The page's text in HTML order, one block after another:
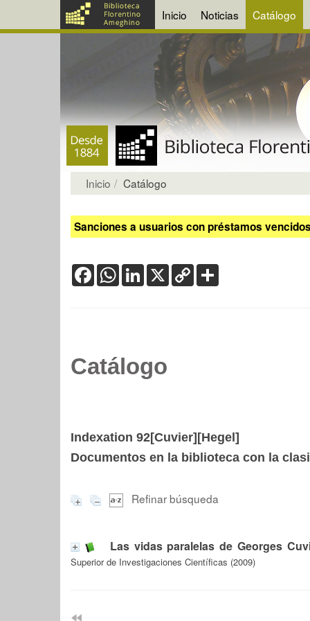
Inicio Noticias Catálogo
Inicio Catálogo
Sanciones a usuarios con préstamos
FacebookWhatsApp
LinkedIn
X Copy
Link
Catálogo
Indexation 92[Cuvier][Hegel]
Documentos en la biblioteca con la
Refinar búsqueda
Las vidas paralelas de Georges
Superior de Investigaciones Científicas (2009)